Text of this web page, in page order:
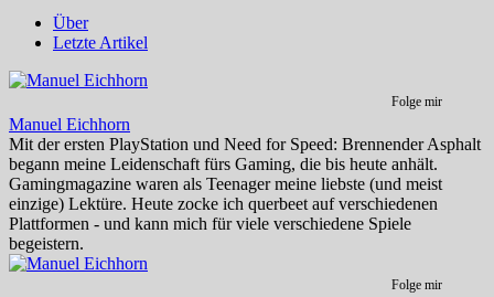
Über
Letzte Artikel
Folge mir
Manuel Eichhorn
Mit der ersten PlayStation und Need for Speed: Brennender Asphalt
begann meine Leidenschaft fürs Gaming, die bis heute anhält.
Gamingmagazine waren als Teenager meine liebste (und meist
einzige) Lektüre. Heute zocke ich querbeet auf verschiedenen
Plattformen - und kann mich für viele verschiedene Spiele
begeistern.
Folge mir